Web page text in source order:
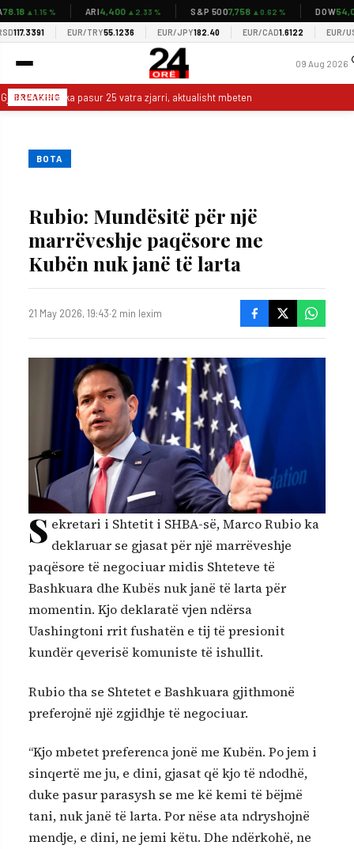
▲1.15 % ARI4,400▲2.33 % S&P 5007,758▲0.62 % DOW
117.3391 EUR/TRY55.1236 EUR/JPY182.40 EUR/CAD1.6122 EUR/USD
09 Aug 2026
BREAKING
24 orëve ka pasur 25 vatra zjarri, aktualisht mbeten aktive vetëm 2
BOTA
Rubio: Mundësitë për një
marrëveshje paqësore me
Kubën nuk janë të larta
21 May 2026, 19:43·2 min lexim
S ekretari i Shtetit i SHBA-së, Marco Rubio ka
deklaruar se gjasat për një marrëveshje
paqësore të negociuar midis Shteteve të
Bashkuara dhe Kubës nuk janë të larta për
momentin. Kjo deklaratë vjen ndërsa
Uashingtoni rrit fushatën e tij të presionit
kundër qeverisë komuniste të ishullit.
Rubio tha se Shtetet e Bashkuara gjithmonë
preferojnë një zgjidhje të negociuar.
“Kjo mbetet preferenca jonë me Kubën. Po jem i
sinqertë me ju, e dini, gjasat që kjo të ndodhë,
duke pasur parasysh se me kë kemi të bëjmë
tani, nuk janë të larta. Por nëse ata ndryshojnë
mendje, e dini, ne jemi këtu. Dhe ndërkohë, ne